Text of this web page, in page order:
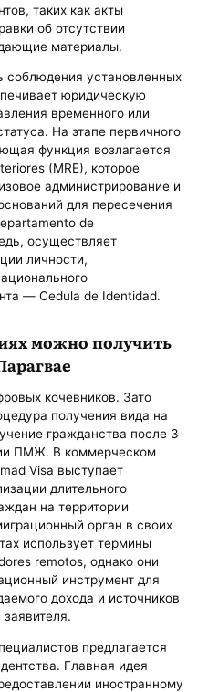
таких как акты
об отсутствии
материалы.
соблюдения установленных
юридическую
временного или
На этапе первичного
функция возлагается
(MRE), которое
администрирование и
для пересечения
de
осуществляет
личности,
— Cedula de Identidad.
можно получить
кочевников. Зато
получения вида на
гражданства после 3
ПМЖ. В коммерческом
Visa выступает
длительного
на территории
орган в своих
использует термины
remotos, однако они
инструмент для
дохода и источников
предлагается
Главная идея
иностранному